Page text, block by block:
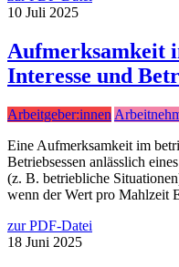
10 Juli 2025
Aufmerksamkeit
Interesse und
Arbeitgeber:innen
Eine Aufmerksamkeit im
Betriebsessen anlässlich
(z. B. betriebliche
wenn der Wert pro Mahlzeit
zur PDF-Datei
18 Juni 2025